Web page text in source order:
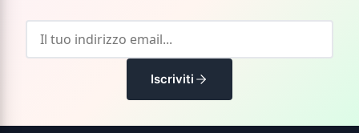
Iscriviti